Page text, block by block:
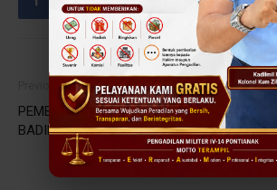
Previous article
PEMBINAAN DIRJEN
BADILMILTUN MA RI
KETUA
SEBAGAI
BISA